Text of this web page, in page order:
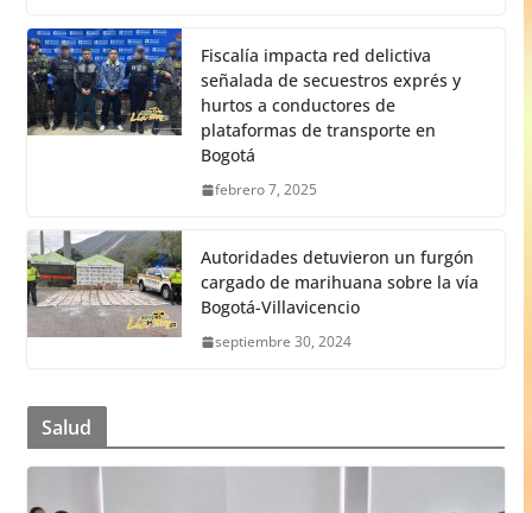
Fiscalía impacta red delictiva
señalada de secuestros exprés y
hurtos a conductores de
plataformas de transporte en
Bogotá
febrero 7, 2025
Autoridades detuvieron un furgón
cargado de marihuana sobre la vía
Bogotá-Villavicencio
septiembre 30, 2024
Salud